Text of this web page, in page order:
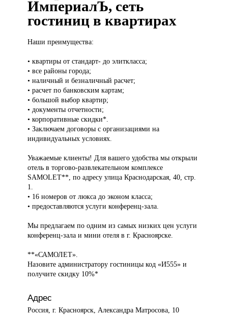
ИмпериалЪ, сеть
гостиниц в квартирах
Наши преимущества:
• квартиры от стандарт- до элиткласса;
• все районы города;
• наличный и безналичный расчет;
• расчет по банковским картам;
• большой выбор квартир;
• документы отчетности;
• корпоративные скидки*.
• Заключаем договоры с организациями на
индивидуальных условиях.
Уважаемые клиенты! Для вашего удобства мы открыли
отель в торгово-развлекательном комплексе
SAMOLET**, по адресу улица Краснодарская, 40, стр.
1.
• 16 номеров от люкса до эконом класса;
• предоставляются услуги конференц-зала.
Мы предлагаем по одним из самых низких цен услуги
конференц-зала и мини отеля в г. Красноярске.
**«САМОЛЕТ».
Назовите администратору гостиницы код «И555» и
получите скидку 10%*
Адрес
Россия, г. Красноярск, Александра Матросова, 10